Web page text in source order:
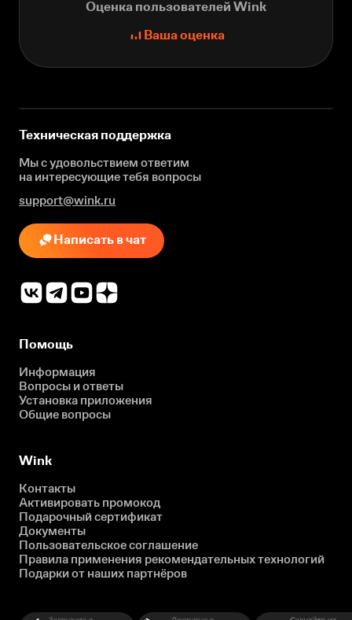
Оценка пользователей Wink
Ваша оценка
Техническая поддержка
Мы с удовольствием ответим
на интересующиетебя вопросы
support@wink.ru
Написать в чат
Помощь
Информация
Вопросы и ответы
Установка приложения
Общие вопросы
Wink
Контакты
Активировать промокод
Подарочный сертификат
Документы
Пользовательское соглашение
Правила применения рекомендательных технологий
Подарки от наших партнёров